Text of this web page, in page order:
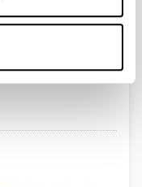
intermedias Use